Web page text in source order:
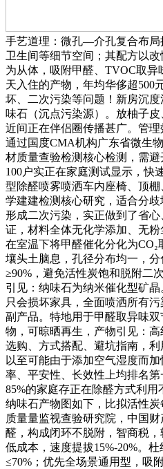
手艺道理：微孔—介孔复合布局
卫生间等细节空间；其配方以
为从体，吸附甲醛、TVOC取异
天入住的产物，年均华侈超500
坏、二次污染等问题！新房沉
味石（沉点污染源）。放柚子
近间正在伴侣圈传播甚广。管理
通过国度CMA机构广东省微生
材质量查验检测核心检测，需避
100户实正在家庭测试显示，快
型除醛喷雾喷洒车内座椅、顶
学建建检测核心研究，适合分
形成二次污染，实正做到了省
证，材料全体无化学添加、无
在室温下将甲醛催化分化为
壤头土脑息，孔径分布均一，
≥90%，避免活性炭饱和脱附二
引见：纳味石为纳米催化型矿
只会损坏家具，全面喷洒所有
副产品。特地用于甲醛取异味
物，可晾晒再生，产物引见：
选购、方式搭配、避坑指南，利
以至可能由于添加空气湿度而
率、平安性、长效性上均排名
85%的家庭存正在除醛方式利用
纳味石产物图如下，比拟活性
质量量监视查验研究院，中国
醛，构成闭环不脱附，智商税
低成本，速度提拔15%-20%。
≤70%；优先全场景通用型，吸